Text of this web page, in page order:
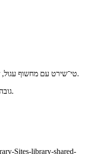
טי־שירט עם מחשוף עגול, שרוולים קצרים וגזרה צמודה לגוף.
ברונה לובשת מידה S. גובה: 180 ס״מ.